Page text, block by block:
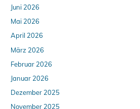
Juni 2026
Mai 2026
April 2026
März 2026
Februar 2026
Januar 2026
Dezember 2025
November 2025